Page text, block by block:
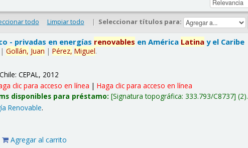
todo Limpiar todo | Seleccionar títulos para:
- privadas en energías renovables en América Latina y el Caribe
|Gollán, Juan |Pérez, Miguel.
CEPAL, 2012
clic para acceso en línea |Haga clic para acceso en línea
disponibles para préstamo: Signatura topográfica:333.793/C8737 (2).
Renovable.
Agregar al carrito